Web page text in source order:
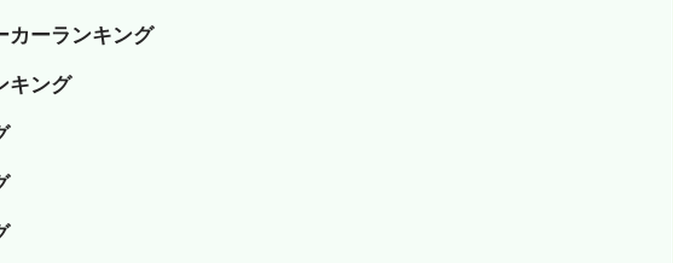
カーランキング
キング